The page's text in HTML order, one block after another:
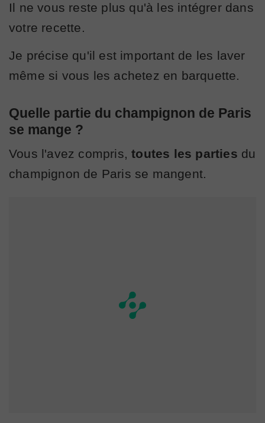
Il ne vous reste plus qu'à les intégrer dans
votre recette.
Je précise qu'il est important de les laver
même si vous les achetez en barquette.
Quelle partie du champignon de Paris
se mange ?
Vous l'avez compris,toutes les parties du
champignon de Paris se mangent.